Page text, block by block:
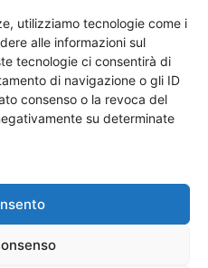
utilizziamo tecnologie come i
alle informazioni sul
tecnologie ci consentirà di
di navigazione o gli ID
consenso o la revoca del
su determinate
managed by